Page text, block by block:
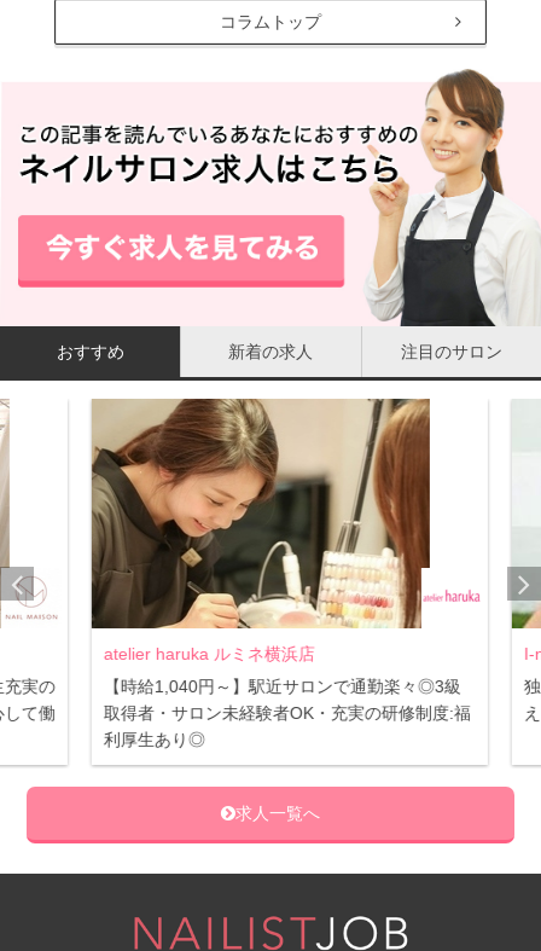
コラムトップ
おすすめ 新着の求人 注目のサロン
の
働
atelier haruka ルミネ横浜店
【時給1,040円～】駅近サロンで通勤楽々◎3級
取得者・サロン未経験者OK・充実の研修制度:福
利厚生あり◎
I-
独
え
求人一覧へ